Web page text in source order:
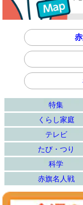
特集
くらし家庭
テレビ
たび・つり
科学
赤旗名人戦